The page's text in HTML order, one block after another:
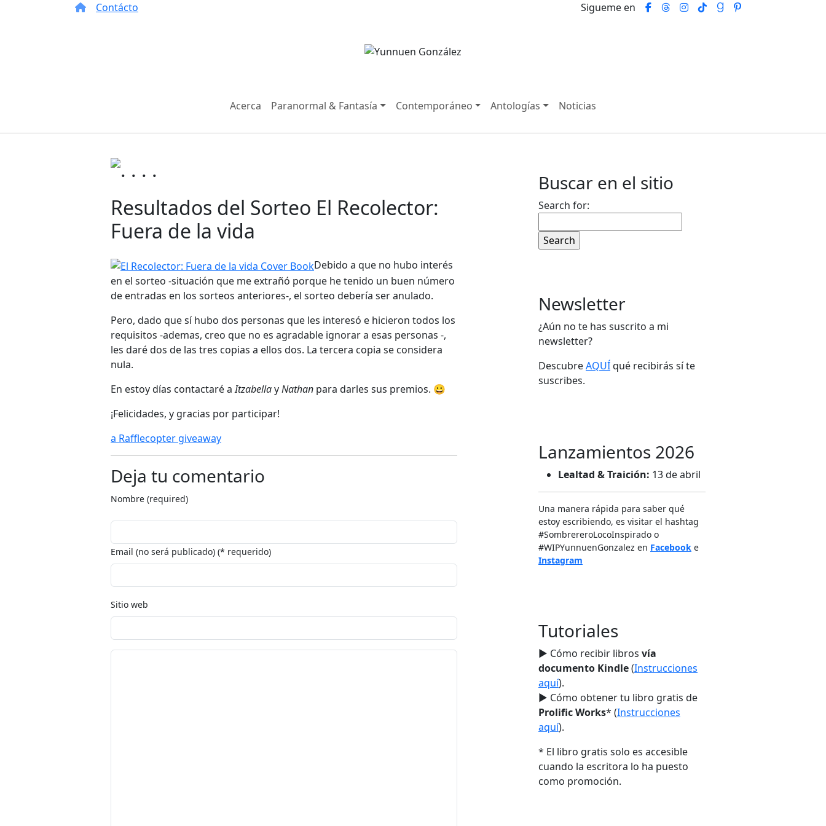
Contácto Sigueme en
Acerca Paranormal & Fantasía Contemporáneo Antologías Noticias
Resultados del Sorteo El Recolector:
Fuera de la vida
Debido a que no hubo interés
en el sorteo -situación que me extrañó porque he tenido un buen número
de entradas en los sorteos anteriores-, el sorteo debería ser anulado.
Pero, dado que sí hubo dos personas que les interesó e hicieron todos los
requisitos -ademas, creo que no es agradable ignorar a esas personas -,
les daré dos de las tres copias a ellos dos. La tercera copia se considera
nula.
En estoy días contactaré aItzabellayNathan para darles sus premios. 😀
¡Felicidades, y gracias por participar!
a Rafflecopter giveaway
Deja tu comentario
Nombre (required)
Email (no será publicado) (* requerido)
Sitio web
Buscar en el sitio
Search for:
Newsletter
¿Aún no te has suscrito a mi
newsletter?
DescubreAQUÍqué recibirás sí te
suscribes.
Lanzamientos 2026
Lealtad & Traición: 13 de abril
Una manera rápida para saber qué
estoy escribiendo, es visitar el hashtag
‬#SombrereroLocoInspirado o
#WIPYunnuenGonzalez en ‪ Facebook e
Instagram
Tutoriales
► Cómo recibir libros vía
documento Kindle(Instrucciones
aquí).
► Cómo obtener tu libro gratis de
Prolific Works* (Instrucciones
aquí).
* El libro gratis solo es accesible
cuando la escritora lo ha puesto
como promoción.